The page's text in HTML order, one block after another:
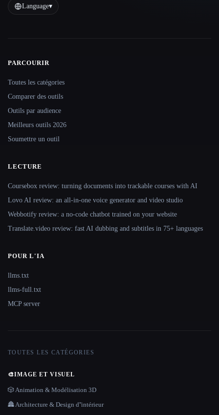
Language▾
Site navigation
PARCOURIR
Toutes les catégories
Comparer des outils
Outils par audience
Meilleurs outils 2026
Soumettre un outil
LECTURE
Coursebox review: turning documents into trackable courses with AI
Lovo AI review: an all-in-one voice generator and video studio
Webbotify review: a no-code chatbot trained on your website
Translate.video review: fast AI dubbing and subtitles in 75+ languages
POUR L'IA
llms.txt
llms-full.txt
MCP server
TOUTES LES CATÉGORIES
🎨IMAGE ET VISUEL
🎲 Animation & Modélisation 3D
🏯 Architecture & Design d''intérieur